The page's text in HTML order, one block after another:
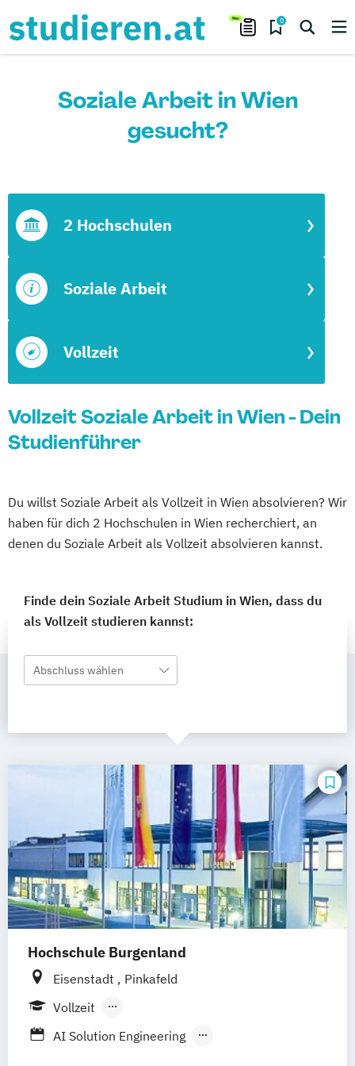
0
Soziale Arbeit in Wien
gesucht?
Vollzeit
Soziale Arbeit
2 Hochschulen
Vollzeit Soziale Arbeit in Wien - Dein
Studienführer
Du willst Soziale Arbeit als Vollzeit in Wien absolvieren? Wir
haben für dich 2 Hochschulen in Wien recherchiert, an
denen du Soziale Arbeit als Vollzeit absolvieren kannst.
Finde dein Soziale Arbeit Studium in Wien, dass du
als Vollzeit studieren kannst:
Abschluss wählen
Hochschule Burgenland
Eisenstadt
Pinkafeld
Vollzeit
Berufsbegleitendes Präsenzstudium
AI Solution Engineering